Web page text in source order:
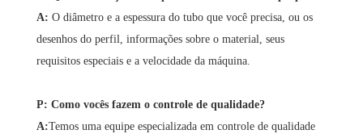
A: O diâmetro e a espessura do tubo que você precisa, ou os
desenhos do perfil, informações sobre o material, seus
requisitos especiais e a velocidade da máquina.
P: Como vocês fazem o controle de qualidade?
A:Temos uma equipe especializada em controle de qualidade